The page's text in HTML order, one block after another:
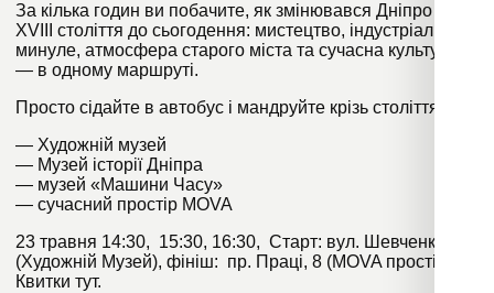
За кілька годин ви побачите, як змінювався Дніпро від
XVIII століття до сьогодення: мистецтво, індустріальне
минуле, атмосфера старого міста та сучасна культура
— в одному маршруті.
Просто сідайте в автобус і мандруйте крізь століття:
— Художній музей
— Музей історії Дніпра
— музей «Машини Часу»
— сучасний простір MOVA
23 травня 14:30, 15:30, 16:30, Старт: вул. Шевченка, 21
(Художній Музей), фініш: пр. Праці, 8 (MOVA простір).
Квитки тут.